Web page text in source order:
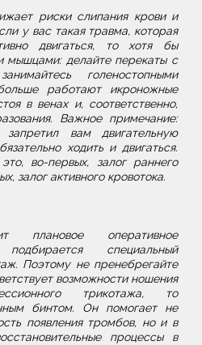
риски слипания крови и
у вас такая травма, которая
двигаться, то хотя бы
мышцами: делайте перекаты с
голеностопными
работают икроножные
в венах и, соответственно,
Важное примечание:
вам двигательную
ходить и двигаться.
во-первых, залог раннего
залог активного кровотока.
оперативное
специальный
Поэтому не пренебрегайте
возможности ношения
трикотажа, то
бинтом. Он помогает не
появления тромбов, но и в
процессы в